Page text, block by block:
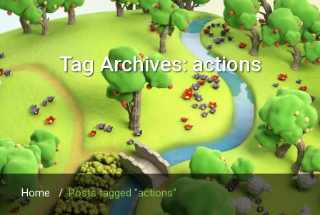
Tag Archives:actions
Home /Posts tagged "actions"